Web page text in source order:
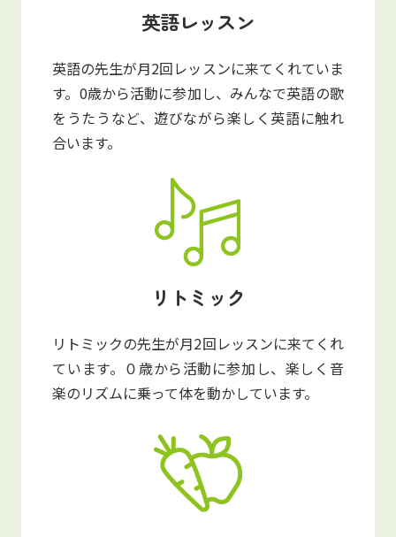
英語レッスン
英語の先生が月2回レッスンに来てくれていま
す。0歳から活動に参加し、みんなで英語の歌
をうたうなど、遊びながら楽しく英語に触れ
合います。
リトミック
リトミックの先生が月2回レッスンに来てくれ
ています。０歳から活動に参加し、楽しく音
楽のリズムに乗って体を動かしています。